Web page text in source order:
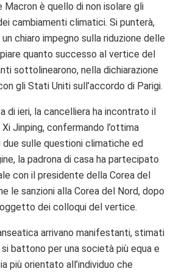
Macron è quello di non isolare gli
cambiamenti climatici. Si punterà,
chiaro impegno sulla riduzione delle
quanto successo al vertice del
sottolinearono, nella dichiarazione
gli Stati Uniti sull’accordo di Parigi.
di ieri, la cancelliera ha incontrato il
Jinping, confermando l’ottima
sulle questioni climatiche ed
la padrona di casa ha partecipato
con il presidente della Corea del
le sanzioni alla Corea del Nord, dopo
dei colloqui del vertice.
arrivano manifestanti, stimati
battono per una società più equa e
più orientato all’individuo che